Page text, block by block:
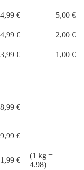
4,99 €
5,00 €
4,99 €
2,00 €
3,99 € 1,00 €
8,99 €
9,99 €
1,99 €
(1 kg =
4.98)